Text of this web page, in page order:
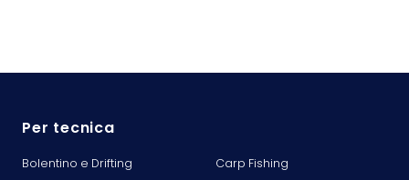
Per tecnica
Bolentino e Drifting
Carp Fishing